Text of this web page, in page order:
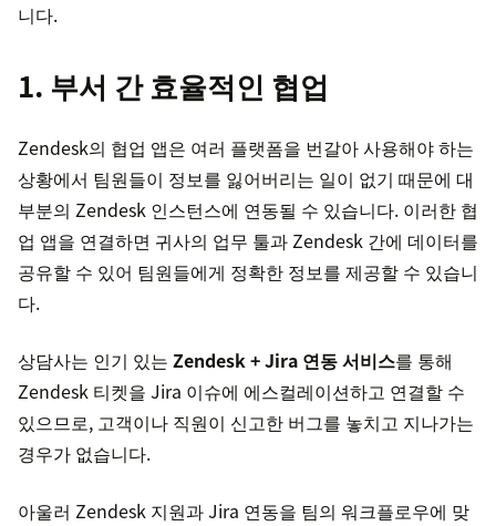
니다.
1. 부서 간 효율적인 협업
Zendesk의 협업 앱은 여러 플랫폼을 번갈아 사용해야 하는
상황에서 팀원들이 정보를 잃어버리는 일이 없기 때문에 대
부분의 Zendesk 인스턴스에 연동될 수 있습니다. 이러한 협
업 앱을 연결하면 귀사의 업무 툴과 Zendesk 간에 데이터를
공유할 수 있어 팀원들에게 정확한 정보를 제공할 수 있습니
다.
상담사는 인기 있는 Zendesk + Jira 연동 서비스를 통해
Zendesk 티켓을 Jira 이슈에 에스컬레이션하고 연결할 수
있으므로, 고객이나 직원이 신고한 버그를 놓치고 지나가는
경우가 없습니다.
아울러 Zendesk 지원과 Jira 연동을 팀의 워크플로우에 맞